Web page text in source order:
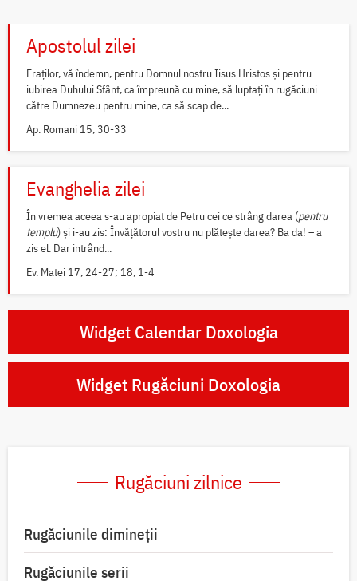
Apostolul zilei
Fraților, vă îndemn, pentru Domnul nostru Iisus Hristos și pentru
iubirea Duhului Sfânt, ca împreună cu mine, să luptați în rugăciuni
către Dumnezeu pentru mine, ca să scap de...
Ap. Romani 15, 30-33
Evanghelia zilei
În vremea aceea s-au apropiat de Petru cei ce strâng darea (pentru
templu) și i-au zis: Învățătorul vostru nu plătește darea? Ba da! – a
zis el. Dar intrând...
Ev. Matei 17, 24-27; 18, 1-4
Widget Calendar Doxologia
Widget Rugăciuni Doxologia
Rugăciuni zilnice
Rugăciunile dimineții
Rugăciunile serii